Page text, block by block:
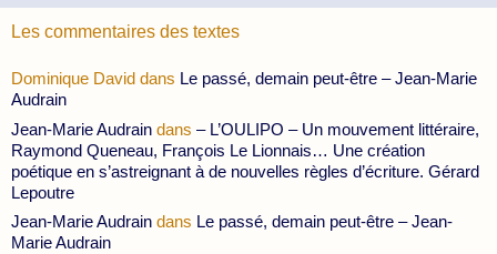
Les commentaires des textes
Dominique David dans Le passé, demain peut-être – Jean-Marie
Audrain
Jean-Marie Audrain dans – L’OULIPO – Un mouvement littéraire,
Raymond Queneau, François Le Lionnais… Une création
poétique en s’astreignant à de nouvelles règles d’écriture. Gérard
Lepoutre
Jean-Marie Audrain dans Le passé, demain peut-être – Jean-
Marie Audrain